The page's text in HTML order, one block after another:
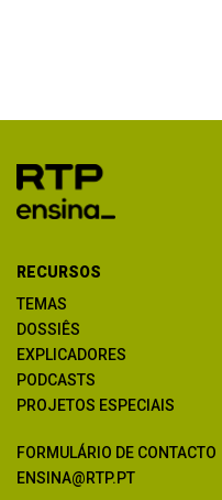
RECURSOS
TEMAS
DOSSIÊS
EXPLICADORES
PODCASTS
PROJETOS ESPECIAIS
FORMULÁRIO DE CONTACTO
ENSINA@RTP.PT